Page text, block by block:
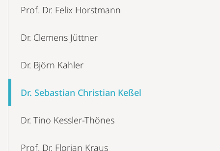
Prof. Dr. Felix Horstmann
Dr. Clemens Jüttner
Dr. Björn Kahler
Dr. Sebastian Christian Keßel
Dr. Tino Kessler-Thönes
Prof. Dr. Florian Kraus